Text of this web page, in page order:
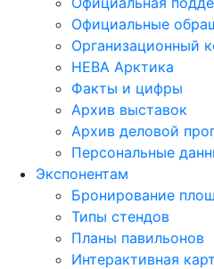
Официальные
Организационный
НЕВА Арктика
Факты и цифры
Архив выставок
Архив деловой
Персональные
Экспонентам
Бронирование
Типы стендов
Планы павильонов
Интерактивная